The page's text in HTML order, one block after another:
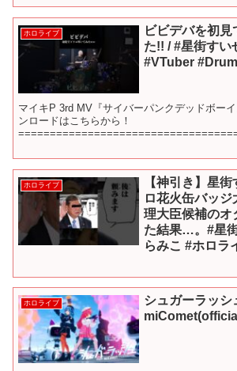
ホロライブ
ビビデバを初
た!! / #星街すい
#VTuber
マイキP 3rd MV『サイバーパンクデッドボー
ンロードはこちらから！
ホロライブ
【神引き】星
ロ花火缶バッ
理大臣候補のオ
た結果…。#星
らみこ #ホロラ
ホロライブ
シュガーラッシ